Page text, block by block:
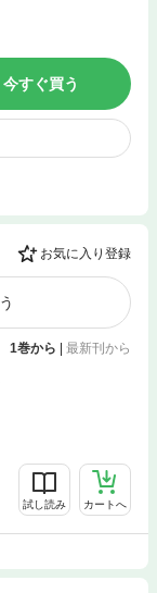
今すぐ買う
お気に入り登録
1巻から 最新刊から
試し読み カートへ